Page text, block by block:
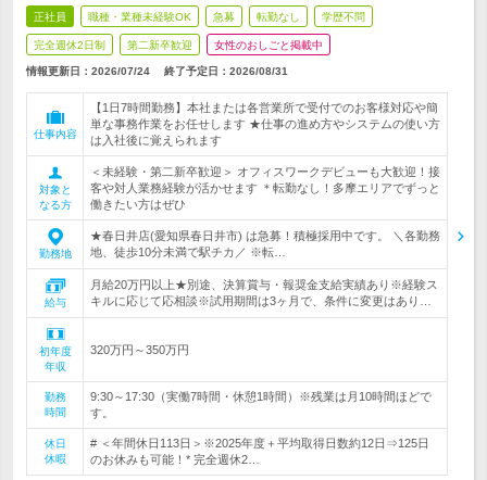
正社員 職種・業種未経験OK 急募 転勤なし 学歴不問
完全週休2日制 第二新卒歓迎 女性のおしごと掲載中
情報更新日：2026/07/24 終了予定日： 2026/08/31
仕事内容
【1日7時間勤務】本社または各営業所で受付でのお客様対応や簡
単な事務作業をお任せします ★仕事の進め方やシステムの使い方
は入社後に覚えられます
対象と
なる方
＜未経験・第二新卒歓迎＞ オフィスワークデビューも大歓迎！接
客や対人業務経験が活かせます ＊転勤なし！多摩エリアでずっと
働きたい方はぜひ
勤務地
★春日井店(愛知県春日井市) は急募！積極採用中です。 ＼各勤務
地、徒歩10分未満で駅チカ／ ※転…
給与
月給20万円以上★別途、決算賞与・報奨金支給実績あり※経験ス
キルに応じて応相談※試用期間は3ヶ月で、条件に変更はあり…
初年度
年収
320万円～350万円
勤務
時間
9:30～17:30（実働7時間・休憩1時間）※残業は月10時間ほどで
す。
休日
休暇
# ＜年間休日113日＞※2025年度＋平均取得日数約12日⇒125日
のお休みも可能！* 完全週休2…